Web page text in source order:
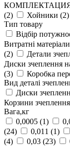
(2)
Хойники (2)
Тип товару
Відбір
Витратні матеріали
(2)
Детали
Диски зчеплення
(3)
Коробка
Вид деталі
Диски
Корзини зчеплення
Вага,кг
0,0005 (1)
(24)
0,011 (1)
(4)
0,03 (23)